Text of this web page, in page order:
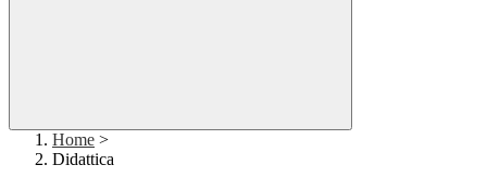
Home >
Didattica